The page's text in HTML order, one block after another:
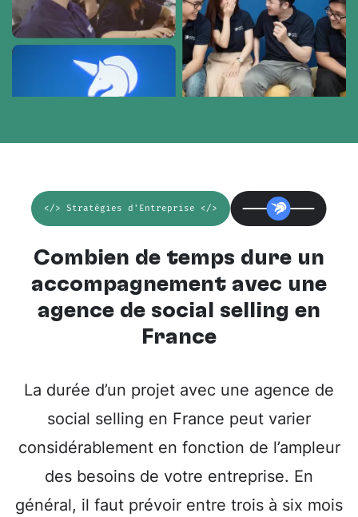
</> Stratégies d'Entreprise </>
Combien de temps dure un
accompagnement avec une
agence de social selling en
France
La durée d’un projet avec une agence de
social selling en France peut varier
considérablement en fonction de l’ampleur
des besoins de votre entreprise. En
général, il faut prévoir entre trois à six mois